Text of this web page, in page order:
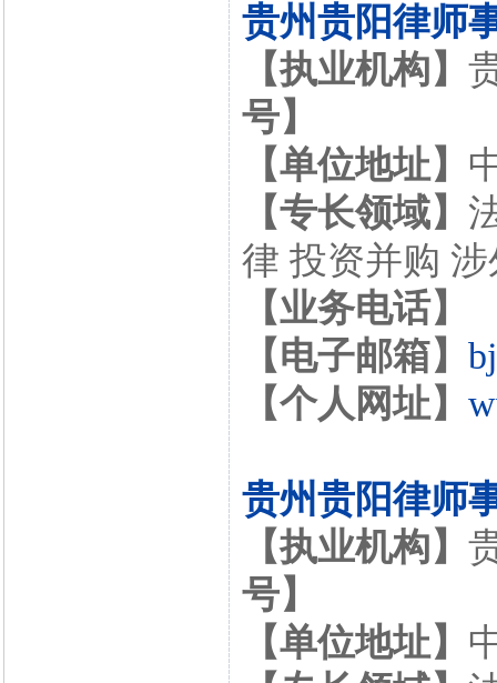
贵州贵阳律师
【执业机构】
号】
【单位地址】
【专长领域】
律 投资并购
【业务电话】
【电子邮箱】
【个人网址】
贵州贵阳律师
【执业机构】
号】
【单位地址】